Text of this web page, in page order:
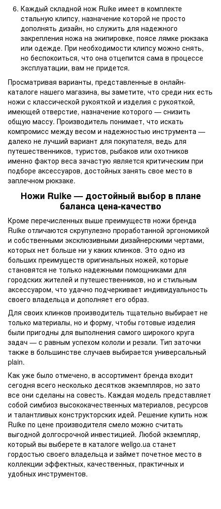
Каждый складной нож Ruike имеет в комплекте
стальную клипсу, назначение которой не просто
дополнять дизайн, но служить для надежного
закрепления ножа на экипировке, поясе лямке рюкзака
или одежде. При необходимости клипсу можно снять,
но беспокоиться, что она отцепится сама в процессе
эксплуатации, вам не придется.
Просматривая варианты, представленные в онлайн-
каталоге нашего магазина, вы заметите, что среди них есть
ножи с классической рукояткой и изделия с рукояткой,
имеющей отверстие, назначение которого — снизить
общую массу. Производитель понимает, что искать
компромисс между весом и надежностью инструмента —
далеко не лучший вариант для покупателя, ведь для
путешественников, туристов, рыбаков или охотников
именно фактор веса зачастую является критическим при
подборе аксессуаров, достойных занять свое место в
заплечном рюкзаке.
Ножи Ruike — достойный выбор в плане
баланса цена-качество
Кроме перечисленных выше преимуществ ножи бренда
Ruike отличаются скрупулезно проработанной эргономикой
и собственными эксклюзивными дизайнерскими чертами,
которых нет больше ни у каких клинков. Это одно из
больших преимуществ оригинальных ножей, которые
становятся не только надежными помощниками для
городских жителей и путешественников, но и стильным
аксессуаром, что удачно подчеркивает индивидуальность
своего владельца и дополняет его образ.
Для своих клинков производитель тщательно выбирает не
только материалы, но и форму, чтобы готовые изделия
были пригодны для выполнения самого широкого круга
задач — с равным успехом кололи и резали. Тип заточки
также в большинстве случаев выбирается универсальный
plain.
Как уже было отмечено, в ассортимент бренда входит
сегодня всего несколько десятков экземпляров, но зато
все они сделаны на совесть. Каждая модель представляет
собой симбиоз высококачественных материалов, ресурсов
и талантливых конструкторских идей. Решение купить нож
Ruike по цене производителя смело можно считать
выгодной долгосрочной инвестицией. Любой экземпляр,
который вы выберете в каталоге wellgo.ua станет
гордостью своего владельца и займет почетное место в
коллекции эффектных, качественных, практичных и
удобных инструментов.